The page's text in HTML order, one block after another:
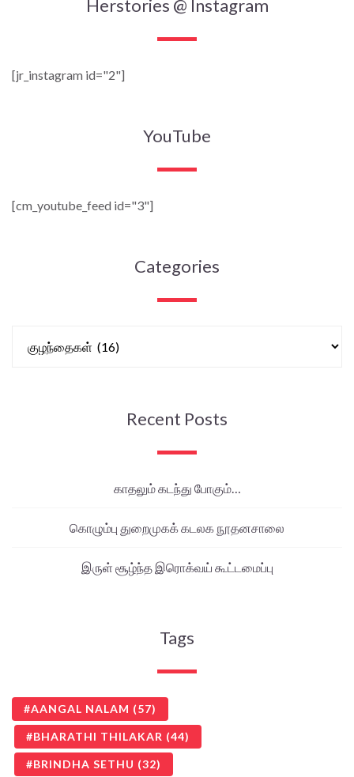
Herstories @ Instagram
[jr_instagram id="2"]
YouTube
[cm_youtube_feed id="3"]
Categories
Recent Posts
காதலும் கடந்து போகும்…
கொழும்பு துறைமுகக் கடலக நூதனசாலை
இருள் சூழ்ந்த இரொக்வய் கூட்டமைப்பு
Tags
AANGAL NALAM (57)
BHARATHI THILAKAR (44)
BRINDHA SETHU (32)